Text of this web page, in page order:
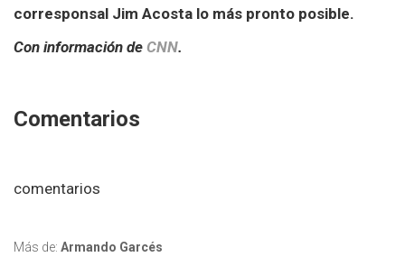
corresponsal Jim Acosta lo más pronto posible.
Con información de CNN.
Comentarios
comentarios
Más de: Armando Garcés